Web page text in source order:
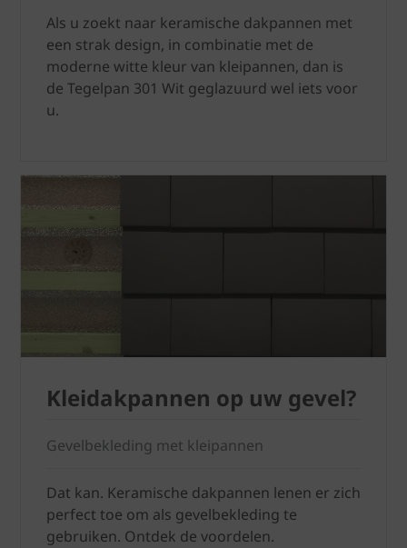
Als u zoekt naar keramische dakpannen met
een strak design, in combinatie met de
moderne witte kleur van kleipannen, dan is
de Tegelpan 301 Wit geglazuurd wel iets voor
u.
Kleidakpannen op uw gevel?
Gevelbekleding met kleipannen
Dat kan. Keramische dakpannen lenen er zich
perfect toe om als gevelbekleding te
gebruiken. Ontdek de voordelen.